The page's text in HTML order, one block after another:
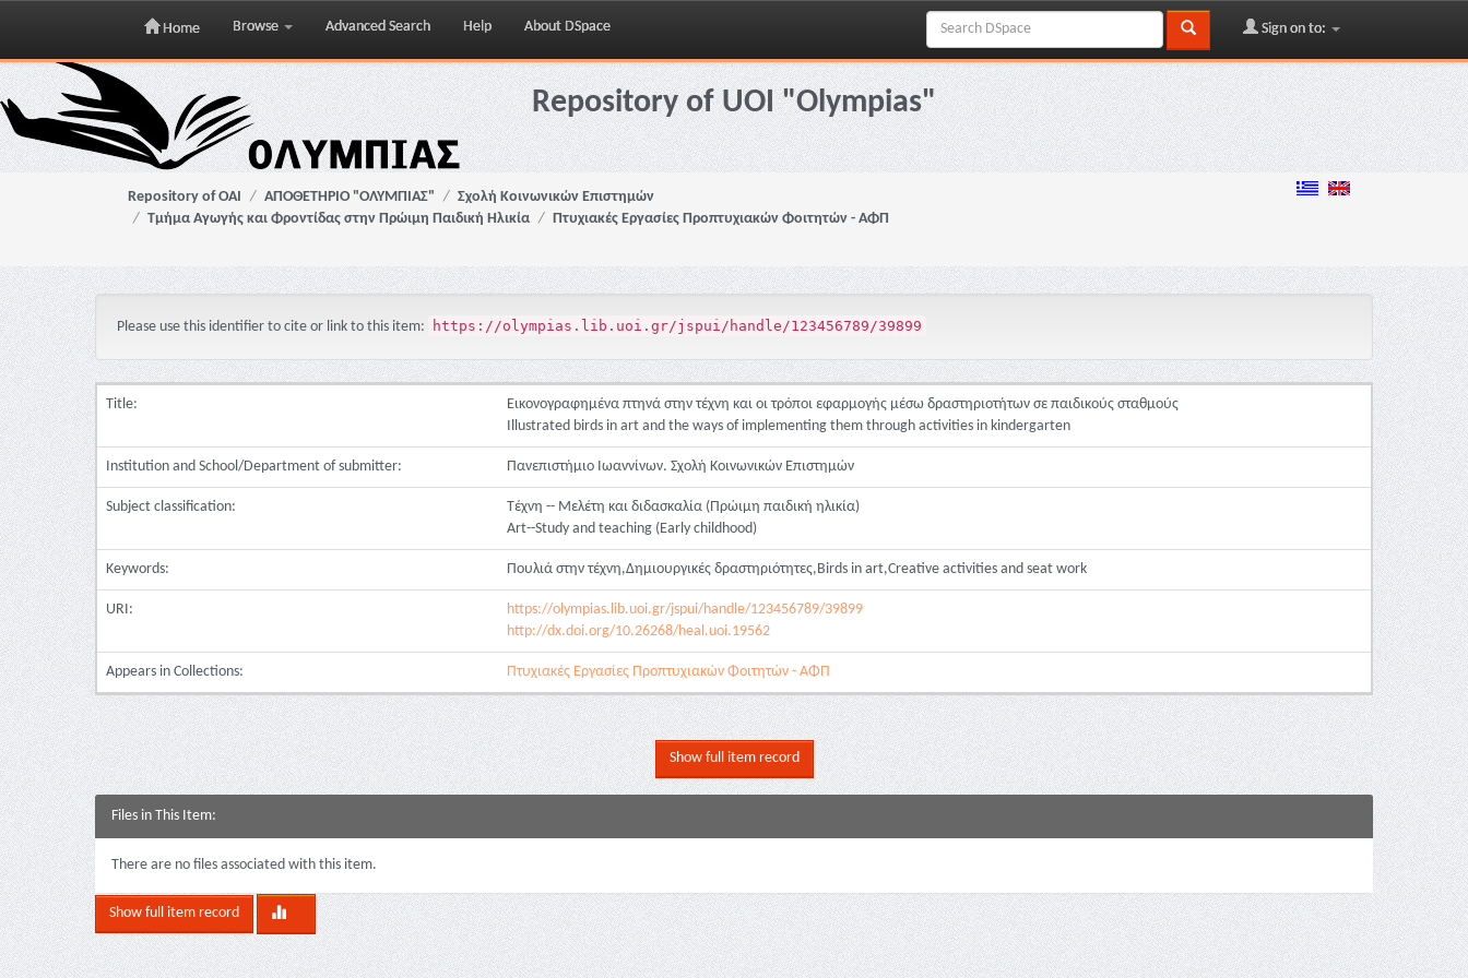
Skip
navigation
Home Browse Advanced Search Help About DSpace Sign on to:
Repository of UOI "Olympias"
Repository of OAI ΑΠΟΘΕΤΗΡΙΟ "ΟΛΥΜΠΙΑΣ"
Σχολή Κοινωνικών Επιστημών
Τμήμα Αγωγής και Φροντίδας στην Πρώιμη Παιδική Ηλικία
Πτυχιακές Εργασίες Προπτυχιακών Φοιτητών - ΑΦΠ
Please use this identifier to cite or link to this item: https://olympias.lib.uoi.gr/jspui/handle/123456789/39899
Title:
Εικονογραφημένα πτηνά στην τέχνη και οι τρόποι εφαρμογής μέσω δραστηριοτήτων σε παιδικούς σταθμούς
Illustrated birds in art and the ways of implementing them through activities in kindergarten
Institution and School/Department of submitter: Πανεπιστήμιο Ιωαννίνων. Σχολή Κοινωνικών Επιστημών
Subject classification:
Τέχνη -- Μελέτη και διδασκαλία (Πρώιμη παιδική ηλικία)
Art--Study and teaching (Early childhood)
Keywords: Πουλιά στην τέχνη,Δημιουργικές δραστηριότητες,Birds in art,Creative activities and seat work
URI:
https://olympias.lib.uoi.gr/jspui/handle/123456789/39899
http://dx.doi.org/10.26268/heal.uoi.19562
Appears in Collections: Πτυχιακές Εργασίες Προπτυχιακών Φοιτητών - ΑΦΠ
Show full item record
Files in This Item:
There are no files associated with this item.
Show full item record